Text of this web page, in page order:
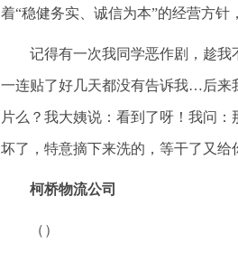
着“稳健务实、诚信为本”的经营方针
记得有一次我同学恶作剧，趁我
一连贴了好几天都没有告诉我…后来
片么？我大姨说：看到了呀！我问
坏了，特意摘下来洗的，等干了又
柯桥物流公司
（）